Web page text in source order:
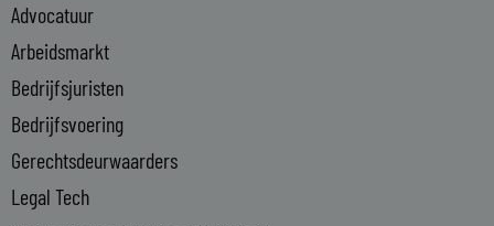
d
i
n
-
i
n
Advocatuur
Arbeidsmarkt
Bedrijfsjuristen
Bedrijfsvoering
Gerechtsdeurwaarders
Legal Tech